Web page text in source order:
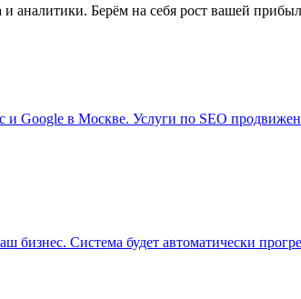
аналитики. Берём на себя рост вашей
и Google в Москве. Услуги по SEO
бизнес. Система будет автоматически